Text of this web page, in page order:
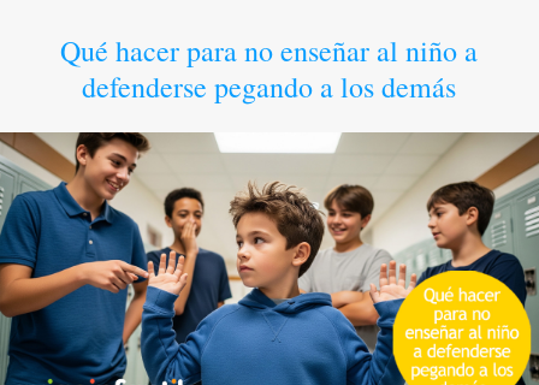
Qué hacer para no enseñar al niño a
defenderse pegando a los demás